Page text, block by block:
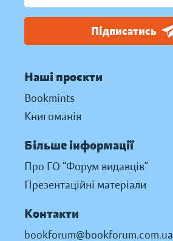
Підписатись
Наші проєкти
Bookmints
Книгоманія
Більше інформації
Про ГО “Форум видавців”
Презентаційні матеріали
Контакти
bookforum@bookforum.com.ua